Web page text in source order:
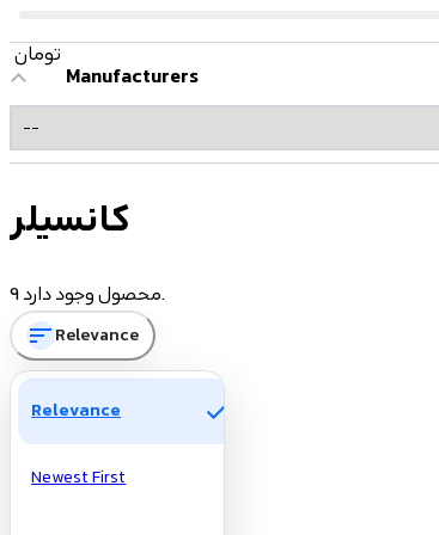
تومان
Manufacturers
کانسیلر
9 محصول وجود دارد.
sortRelevance
Relevance check
Newest First